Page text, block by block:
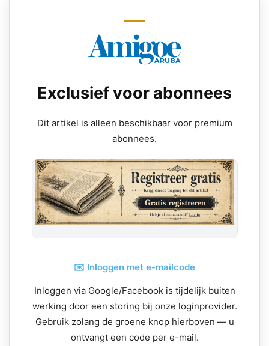
Exclusief voor abonnees
Dit artikel is alleen beschikbaar voor premium
abonnees.
✉️ Inloggen met e-mailcode
Inloggen via Google/Facebook is tijdelijk buiten
werking door een storing bij onze loginprovider.
Gebruik zolang de groene knop hierboven — u
ontvangt een code per e-mail.